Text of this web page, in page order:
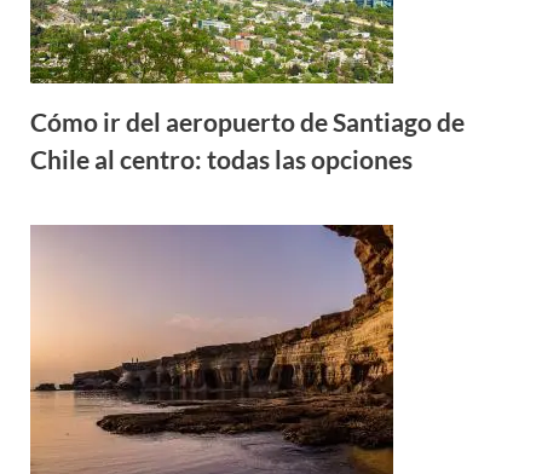
Cómo ir del aeropuerto de Santiago de
Chile al centro: todas las opciones